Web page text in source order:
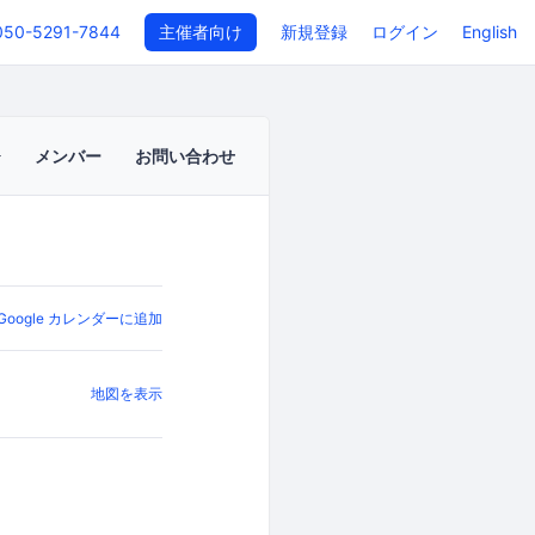
5291-7844 主催者向け 新規登録 ログイン English
メンバー お問い合わせ
カレンダーに追加
地図を表示